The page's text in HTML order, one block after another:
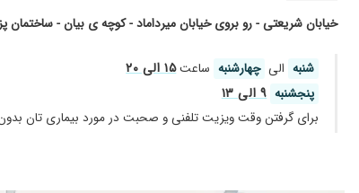
خیابان شریعتی - رو بروی خیابان میرداماد - کوچه ی بیان - ساختمان پزشکان برزویه -
شنبه الی چهارشنبه ساعت۱۵ الی ۲۰
پنجشنبه ۹ الی ۱۳
برای گرفتن وقت ویزیت تلفنی و صحبت در مورد بیماری تان